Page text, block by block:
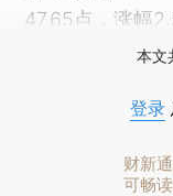
47.65点，涨幅
本文
登录
财新
可畅